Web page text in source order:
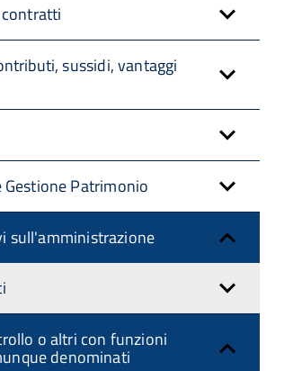
sussidi, vantaggi
Patrimonio
sull'amministrazione
o altri con funzioni
denominati